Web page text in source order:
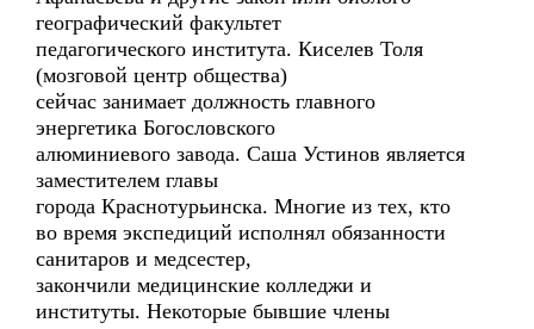
географический факультет
педагогического института. Киселев Толя
(мозговой центр общества)
сейчас занимает должность главного
энергетика Богословского
алюминиевого завода. Саша Устинов является
заместителем главы
города Краснотурьинска. Многие из тех, кто
во время экспедиций исполнял обязанности
санитаров и медсестер,
закончили медицинские колледжи и
институты. Некоторые бывшие члены